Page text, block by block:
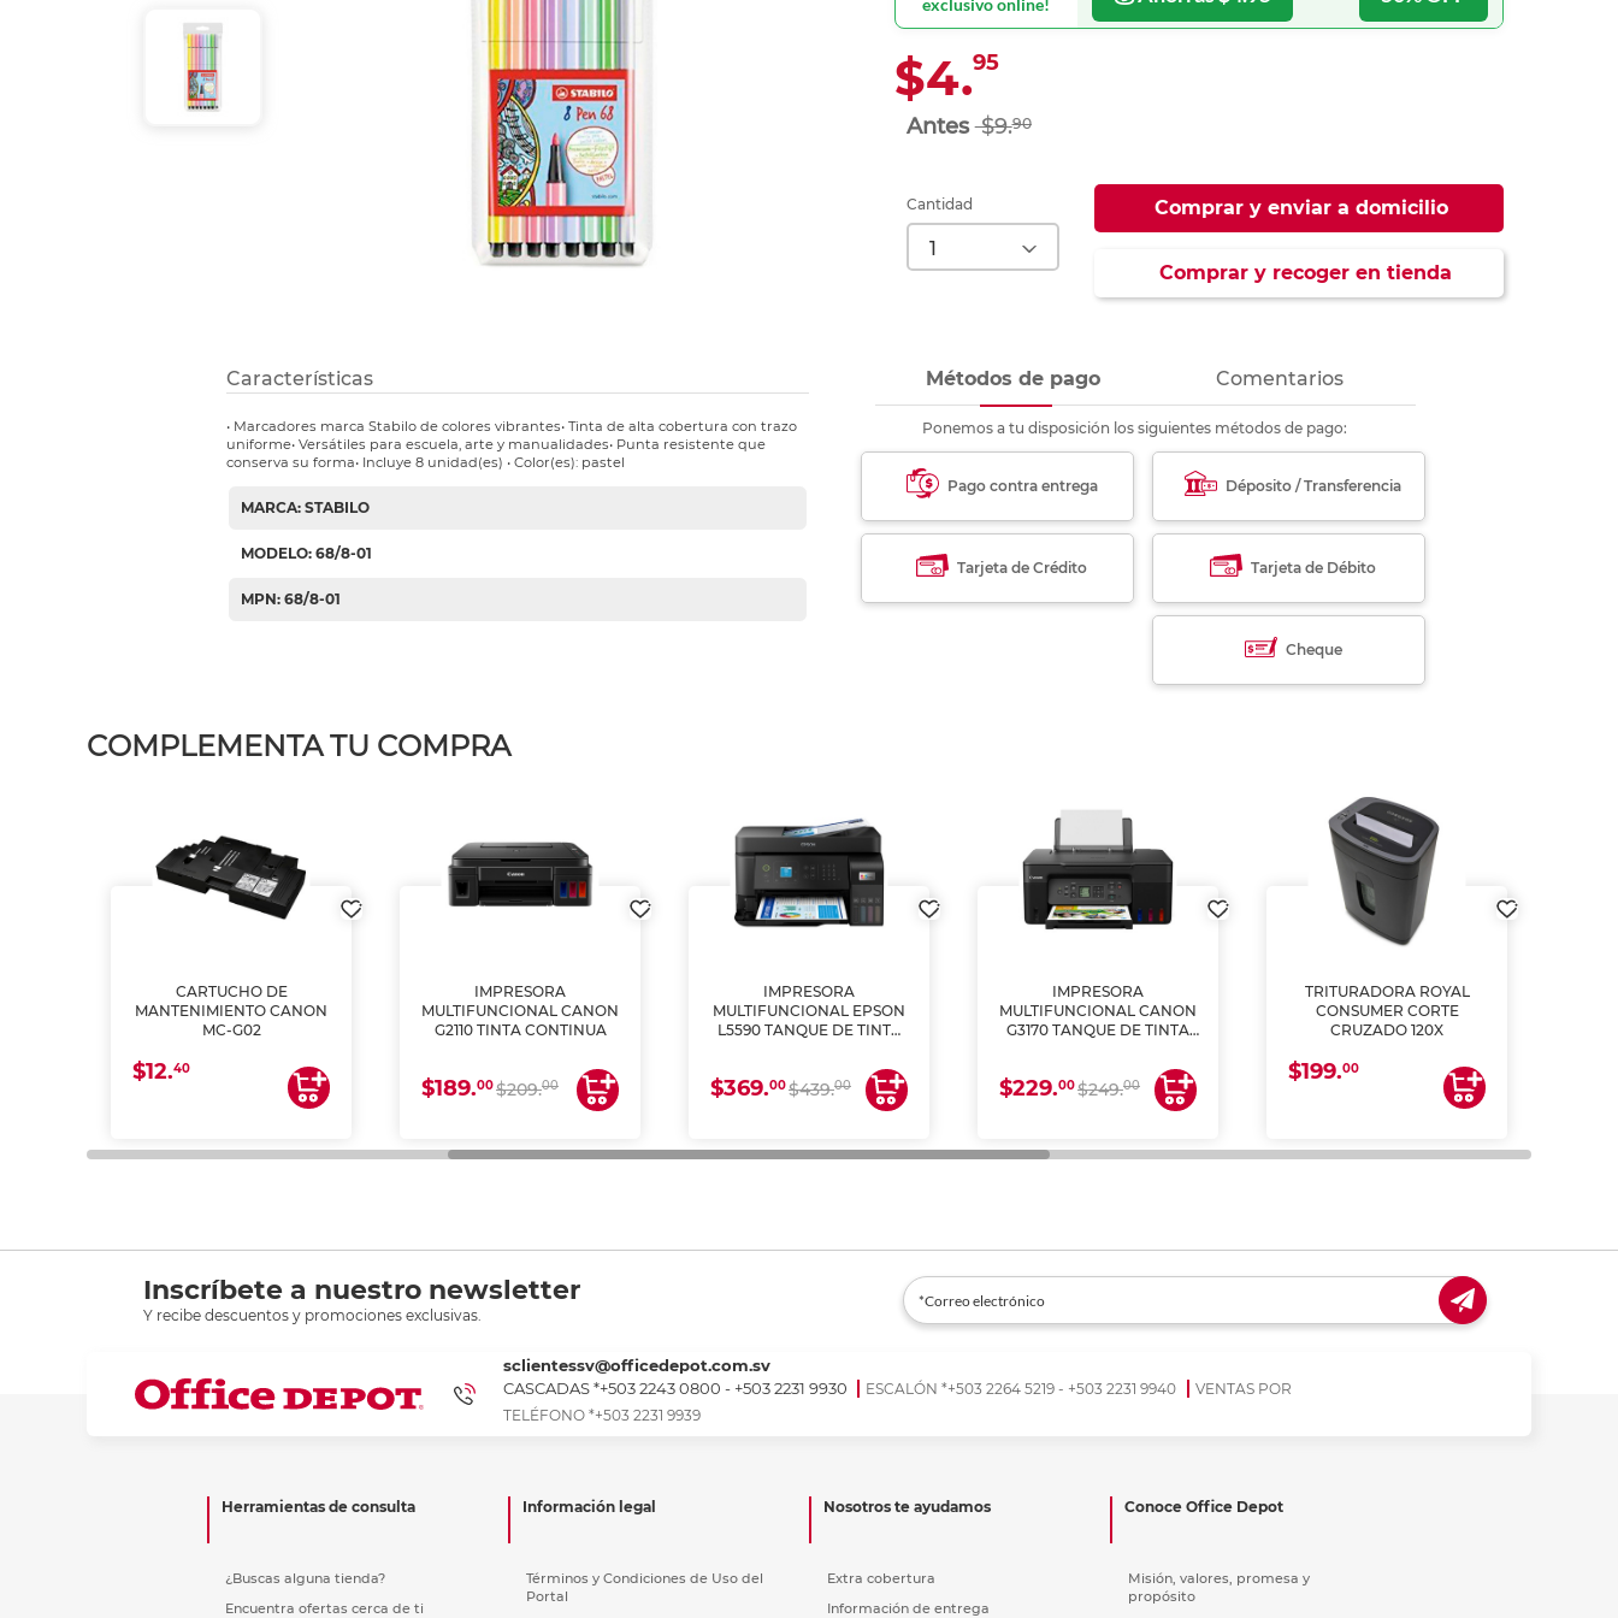
Ver más
Ver más
Ver más
Ver más
Ver más
exclusivo online!
$4.95
$9.90
Cantidad Comprar y enviar a domicilio
Comprar y recoger en tienda
Características
• Marcadores marca Stabilo de colores vibrantes• Tinta de alta cobertura con trazo
uniforme• Versátiles para escuela, arte y manualidades• Punta resistente que
conserva su forma• Incluye 8 unidad(es) • Color(es): pastel
MARCA: STABILO
MODELO: 68/8-01
MPN: 68/8-01
Métodos de pago Comentarios
Ponemos a tu disposición los siguientes métodos de pago:
Pago contra entrega Déposito / Transferencia
Tarjeta de Crédito Tarjeta de Débito
Cheque
COMPLEMENTA TU COMPRA
CARTUCHO DE
MANTENIMIENTO CANON
MC-G02
$12.40
IMPRESORA
MULTIFUNCIONAL CANON
G2110 TINTA CONTINUA
$189.00$209.00
IMPRESORA
MULTIFUNCIONAL EPSON
L5590 TANQUE DE TINTA
$369.00$439.00
IMPRESORA
MULTIFUNCIONAL CANON
G3170 TANQUE DE TINTA
$229.00$249.00
TRITURADORA ROYAL
CONSUMER CORTE
CRUZADO 120X
$199.00
Inscríbete a nuestro newsletter
Y recibe descuentos y promociones exclusivas.
sclientessv@officedepot.com.sv
CASCADAS *+503 2243 0800 - +503 2231 9930
ESCALÓN *+503 2264 5219 - +503 2231 9940
VENTAS POR
TELÉFONO *+503 2231 9939
Herramientas de consulta
¿Buscas alguna tienda?
Encuentra ofertas cerca de ti
Información legal
Términos y Condiciones de Uso del
Portal
Nosotros te ayudamos
Extra cobertura
Información de entrega
Conoce Office Depot
Misión, valores, promesa y
propósito